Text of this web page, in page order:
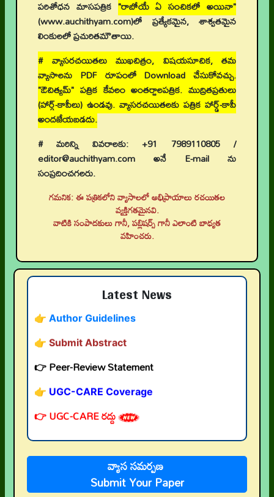
పరిశోధన మాసపత్రిక "రాబోయే ఏ సంచికలో అయినా"
(www.auchithyam.com)లో ప్రత్యేకమైన, శాశ్వతమైన
లింకులలో ప్రచురితమౌతాయి.
# వ్యాసరచయితలు ముఖచిత్రం, విషయసూచిక, తమ
వ్యాసాలను PDF రూపంలో Download చేసుకోవచ్చు.
"ఔచిత్యమ్" పత్రిక కేవలం అంతర్జాలపత్రిక. ముద్రితప్రతులు
(హార్డ్-కాపీలు) ఉండవు. వ్యాసరచయితలకు పత్రిక హార్డ్-కాపీ
అందజేయబడదు.
# మరిన్ని వివరాలకు: +91 7989110805 /
editor@auchithyam.com అనే E-mail ను
సంప్రదించగలరు.
గమనిక: ఈ పత్రికలోని వ్యాసాలలో అభిప్రాయాలు రచయితల
వ్యక్తిగతమైనవి.
వాటికి సంపాదకులు గానీ, పబ్లిషర్స్ గానీ ఎలాంటి బాధ్యత
వహించరు.
Latest News
👉 నవతరం పరిశోధనలు
👉 Call for Papers
👉 Author Guidelines
👉 Submit Abstract
👉 Peer-Review Statement
👉 UGC-CARE Coverage
👉 UGC-CARE రద్దు
వ్యాస సమర్పణ
Submit Your Paper